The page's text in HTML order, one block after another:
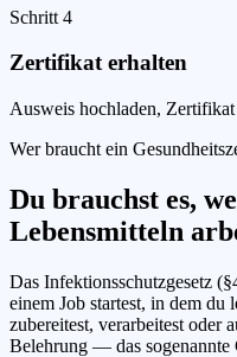
Schritt 4
Zertifikat erhalten
Ausweis hochladen,
Wer braucht ein
Du brauchst es,
Lebensmitteln
Das Infektionsschutzgesetz
einem Job startest, in dem du
zubereitest, verarbeitest oder
Belehrung — das sogenannte